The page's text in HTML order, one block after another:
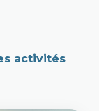
activités